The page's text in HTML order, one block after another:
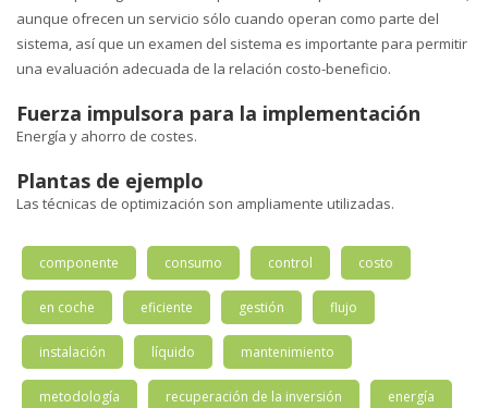
aunque ofrecen un servicio sólo cuando operan como parte del
sistema, así que un examen del sistema es importante para permitir
una evaluación adecuada de la relación costo-beneficio.
Fuerza impulsora para la implementación
Energía y ahorro de costes.
Plantas de ejemplo
Las técnicas de optimización son ampliamente utilizadas.
componente consumo control costo
en coche eficiente gestión flujo
instalación líquido mantenimiento
metodología recuperación de la inversión energía